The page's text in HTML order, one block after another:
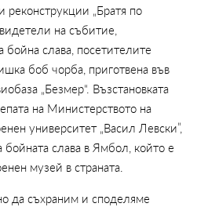
реконструкции „Братя по
на събитие,
бойна слава, посетителите
боб чорба, приготвена във
„Безмер“. Възстановката
на Министерството на
университет „Васил Левски”,
слава в Ямбол, който е
музей в страната.
да съхраним и споделяме